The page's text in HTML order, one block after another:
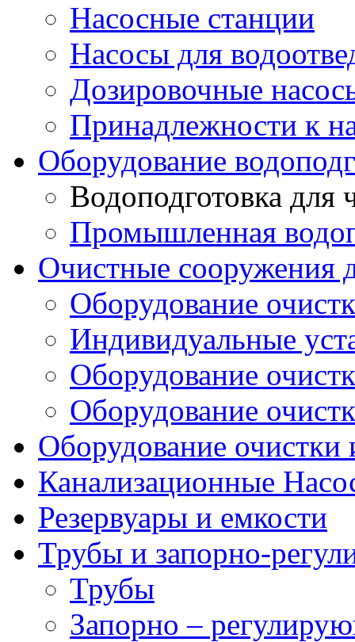
Насосные станции
Насосы для
Дозировочные
Принадлежности к
Оборудование
Водоподготовка для
Промышленная
Очистные сооружения
Оборудование
Индивидуальные
Оборудование
Оборудование
Оборудование очистки
Канализационные
Резервуары и емкости
Трубы и запорно-
Трубы
Запорно –